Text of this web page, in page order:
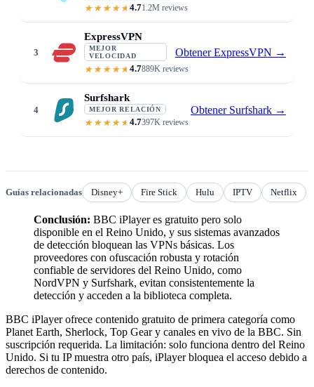
4.71.2M reviews
3
ExpressVPN
MEJOR
VELOCIDAD
4.7889K reviews
Obtener ExpressVPN →
4
Surfshark
MEJOR RELACIÓN
4.7397K reviews
Obtener Surfshark →
Guías relacionadas Disney+ Fire Stick Hulu IPTV Netflix
Conclusión: BBC iPlayer es gratuito pero solo
disponible en el Reino Unido, y sus sistemas avanzados
de detección bloquean las VPNs básicas. Los
proveedores con ofuscación robusta y rotación
confiable de servidores del Reino Unido, como
NordVPN y Surfshark, evitan consistentemente la
detección y acceden a la biblioteca completa.
BBC iPlayer ofrece contenido gratuito de primera categoría como
Planet Earth, Sherlock, Top Gear y canales en vivo de la BBC. Sin
suscripción requerida. La limitación: solo funciona dentro del Reino
Unido. Si tu IP muestra otro país, iPlayer bloquea el acceso debido a
derechos de contenido.